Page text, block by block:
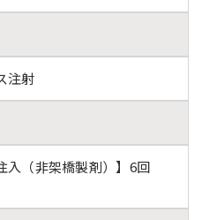
注射
入（非架橋製剤）】6回